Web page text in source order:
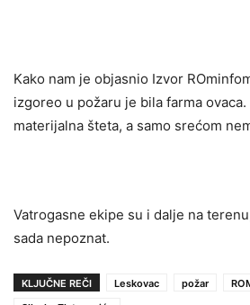
Kako nam je objasnio Izvor
izgoreo u požaru je bila farma ovaca.
materijalna šteta, a samo srećom
Vatrogasne ekipe su i dalje na
sada nepoznat.
KLJUČNE REČI Leskovac požar